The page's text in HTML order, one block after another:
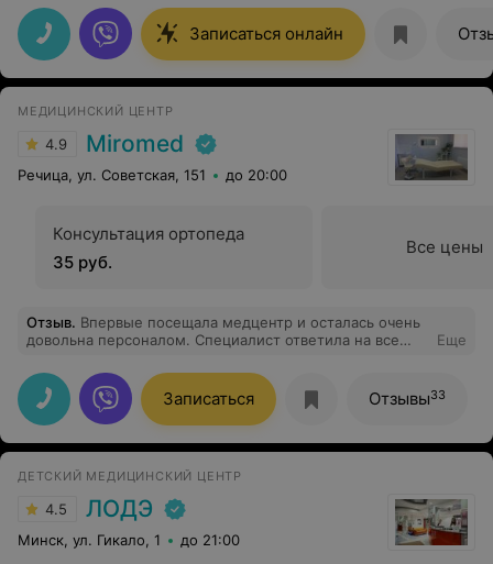
пациентам. Во время консультации врач дала чёткие и
подробные рекомендации по лечению. Очень
грамотный специалист и прекрасный врач. Доктор
сама перезвонила, чтобы сообщить результаты
анализов. Если бы все гинекологи так относились к
Крепкого Вам здоровья, благополучия и
профессиональных успехов. Пусть Новый год подарит
Вам много приятных моментов радостных событий!
Записаться онлайн
МЕДИЦИНСКИЙ ЦЕНТР
4.9 Miromed
Речица, ул. Советская, 151 до 20:00
Консультация ортопеда
35 руб.
Все цены
Отзыв. Впервые посещала медцентр и осталась очень
довольна персоналом. Специалист ответила на все
Еще
Записаться Отзывы33
ДЕТСКИЙ МЕДИЦИНСКИЙ ЦЕНТР
4.5 ЛОДЭ
Минск, ул. Гикало, 1 до 21:00